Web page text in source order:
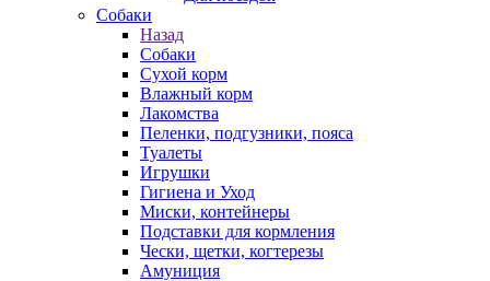
Собаки
Назад
Собаки
Сухой корм
Влажный корм
Лакомства
Пеленки, подгузники, пояса
Туалеты
Игрушки
Гигиена и Уход
Миски, контейнеры
Подставки для кормления
Чески, щетки, когтерезы
Амуниция